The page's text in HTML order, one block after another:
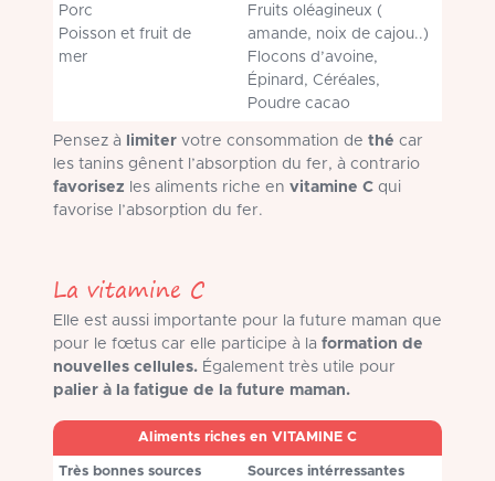
Porc
Poisson et fruit de
mer
Fruits oléagineux (
amande, noix de cajou..)
Flocons d’avoine,
Épinard, Céréales,
Poudre cacao
Pensez à limiter votre consommation de thé car
les tanins gênent l’absorption du fer, à contrario
favorisez les aliments riche en vitamine C qui
favorise l’absorption du fer.
La vitamine C
Elle est aussi importante pour la future maman que
pour le fœtus car elle participe à la formation de
nouvelles cellules. Également très utile pour
palier à la fatigue de la future maman.
Aliments riches en VITAMINE C
Très bonnes sources Sources intérressantes